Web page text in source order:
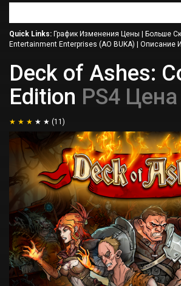
Quick Links: График Изменения Цены
Больше
Entertainment Enterprises (AO BUKA)
Описание
Deck of Ashes:
Edition PS4
(11)